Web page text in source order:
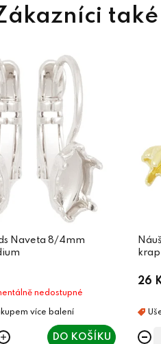
Naveta 8/4mm
nedostupné
DO KOŠÍKU
26